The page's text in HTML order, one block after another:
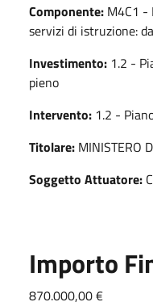
Componente: M4C1 -
servizi di istruzione:
Investimento: 1.2 -
pieno
Intervento: 1.2 -
Titolare: MINISTERO
Soggetto Attuatore:
Importo
870.000,00 €